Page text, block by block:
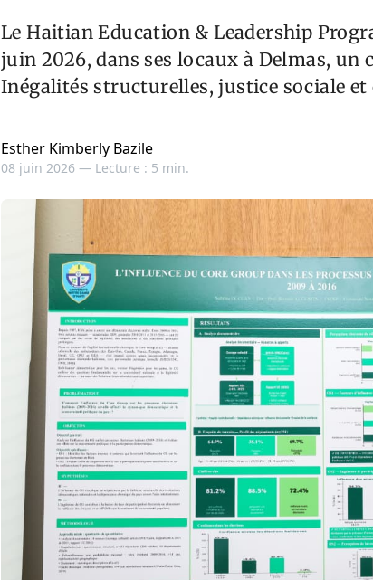
Le Haitian Education & Leadership
juin 2026, dans ses locaux à Delmas,
Inégalités structurelles, justice sociale
Esther Kimberly Bazile
08 juin 2026 — Lecture : 5 min.